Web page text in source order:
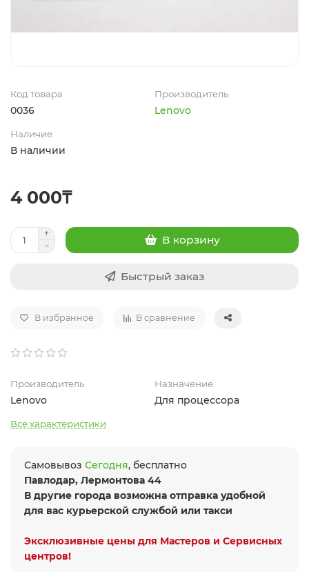
Код товара
0036
Производитель
Lenovo
Наличие
В наличии
4 000₸
В корзину
Быстрый заказ
В избранное В сравнение
Производитель
Lenovo
Назначение
Для процессора
Все характеристики
Самовывоз Сегодня, бесплатно
Павлодар, Лермонтова 44
В другие города возможна отправка удобной
для вас курьерской службой или такси
Эксклюзивные цены для Мастеров и Сервисных
центров!